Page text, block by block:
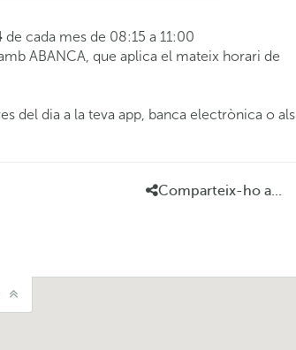
de cada mes de 08:15 a 11:00
ABANCA, que aplica el mateix horari de
del dia a la teva app, banca electrònica o als
Comparteix-ho a...